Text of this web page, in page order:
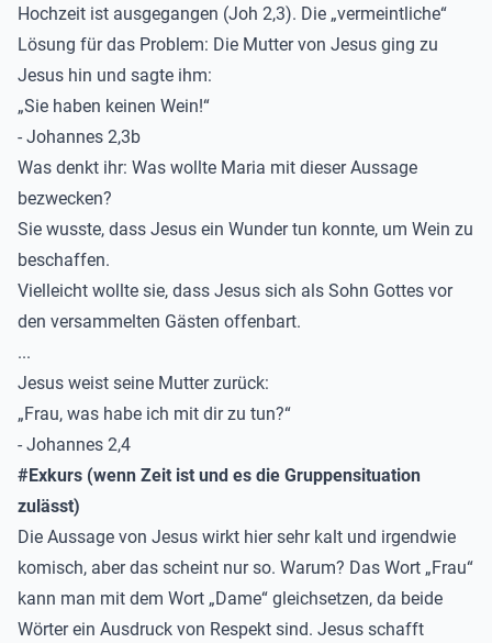
Hochzeit ist ausgegangen (Joh 2,3). Die „vermeintliche“
Lösung für das Problem: Die Mutter von Jesus ging zu
Jesus hin und sagte ihm:
„Sie haben keinen Wein!“
- Johannes 2,3b
Was denkt ihr: Was wollte Maria mit dieser Aussage
bezwecken?
Sie wusste, dass Jesus ein Wunder tun konnte, um Wein zu
beschaffen.
Vielleicht wollte sie, dass Jesus sich als Sohn Gottes vor
den versammelten Gästen offenbart.
...
Jesus weist seine Mutter zurück:
„Frau, was habe ich mit dir zu tun?“
- Johannes 2,4
#Exkurs (wenn Zeit ist und es die Gruppensituation
zulässt)
Die Aussage von Jesus wirkt hier sehr kalt und irgendwie
komisch, aber das scheint nur so. Warum? Das Wort „Frau“
kann man mit dem Wort „Dame“ gleichsetzen, da beide
Wörter ein Ausdruck von Respekt sind. Jesus schafft